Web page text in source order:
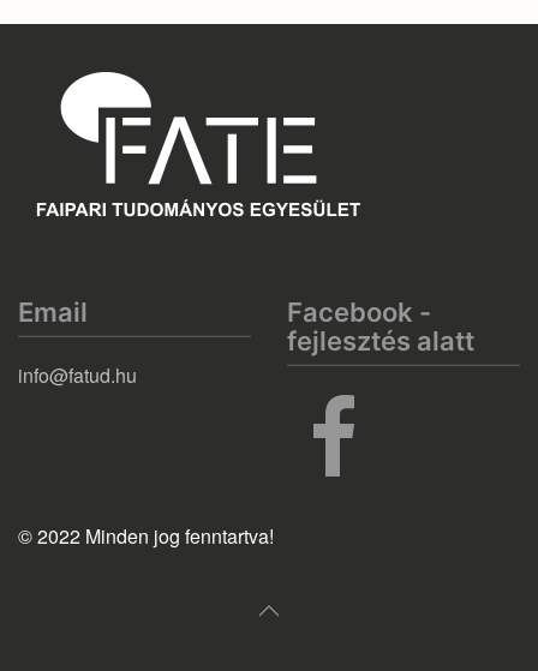
Email
info@fatud.hu
Facebook -
fejlesztés alatt
© 2022 Minden jog fenntartva!